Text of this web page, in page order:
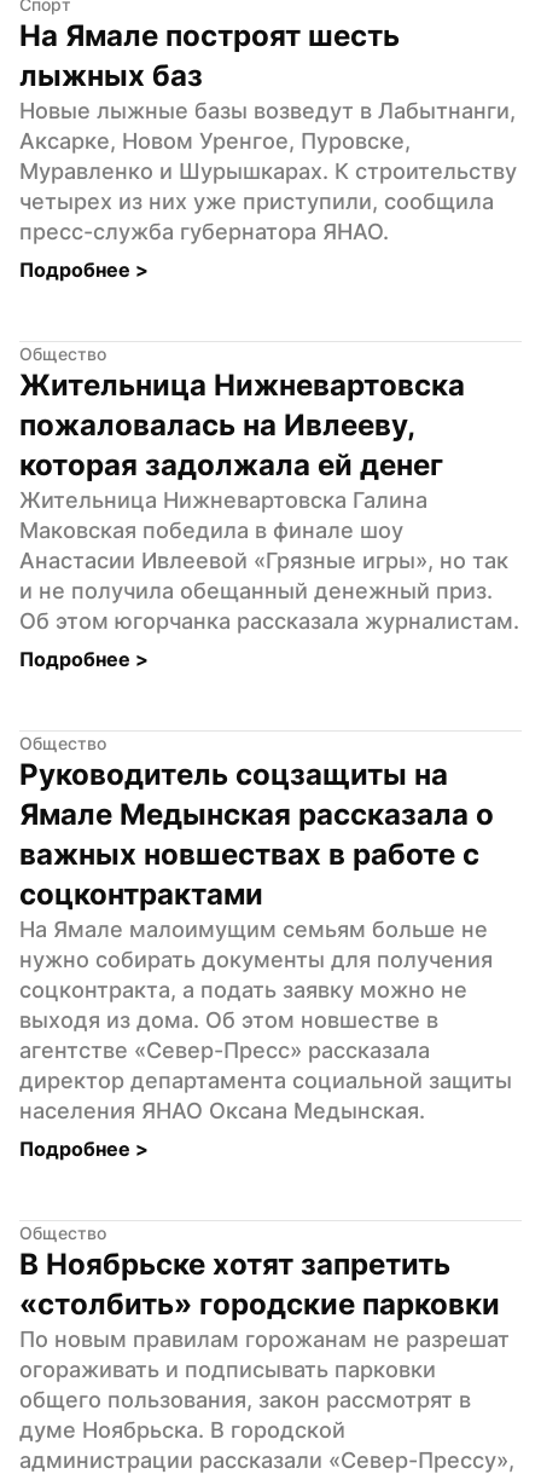
На Ямале построят шесть
лыжных баз
Новые лыжные базы возведут в Лабытнанги,
Аксарке, Новом Уренгое, Пуровске,
Муравленко и Шурышкарах. К строительству
четырех из них уже приступили, сообщила
пресс-служба губернатора ЯНАО.
Подробнее >
Общество
Жительница Нижневартовска
пожаловалась на Ивлееву,
которая задолжала ей денег
Жительница Нижневартовска Галина
Маковская победила в финале шоу
Анастасии Ивлеевой «Грязные игры», но так
и не получила обещанный денежный приз.
Об этом югорчанка рассказала журналистам.
Подробнее >
Общество
Руководитель соцзащиты на
Ямале Медынская рассказала о
важных новшествах в работе с
соцконтрактами
На Ямале малоимущим семьям больше не
нужно собирать документы для получения
соцконтракта, а подать заявку можно не
выходя из дома. Об этом новшестве в
агентстве «Север-Пресс» рассказала
директор департамента социальной защиты
населения ЯНАО Оксана Медынская.
Подробнее >
Общество
В Ноябрьске хотят запретить
«столбить» городские парковки
По новым правилам горожанам не разрешат
огораживать и подписывать парковки
общего пользования, закон рассмотрят в
думе Ноябрьска. В городской
администрации рассказали «Север-Прессу»,